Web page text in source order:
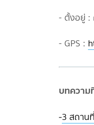
- ตั้งอยู่ :
- GPS :
บทความ
-3 สถาน